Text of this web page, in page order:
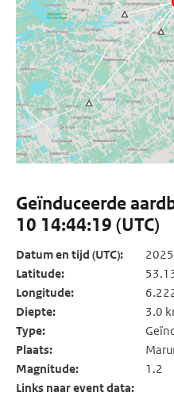
Geïnduceerde
10 14:44:19 (UTC)
Datum en tijd (UTC):
Latitude:
Longitude:
Diepte:
3.0
Type:
Plaats:
Magnitude:
1.2
Links naar event data: